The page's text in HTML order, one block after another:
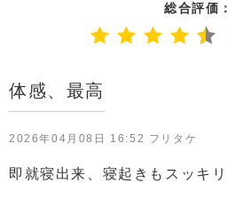
総合評価：
体感、最高
2026年04月08日 16:52 フリタケ
即就寝出来、寝起きもスッキリ